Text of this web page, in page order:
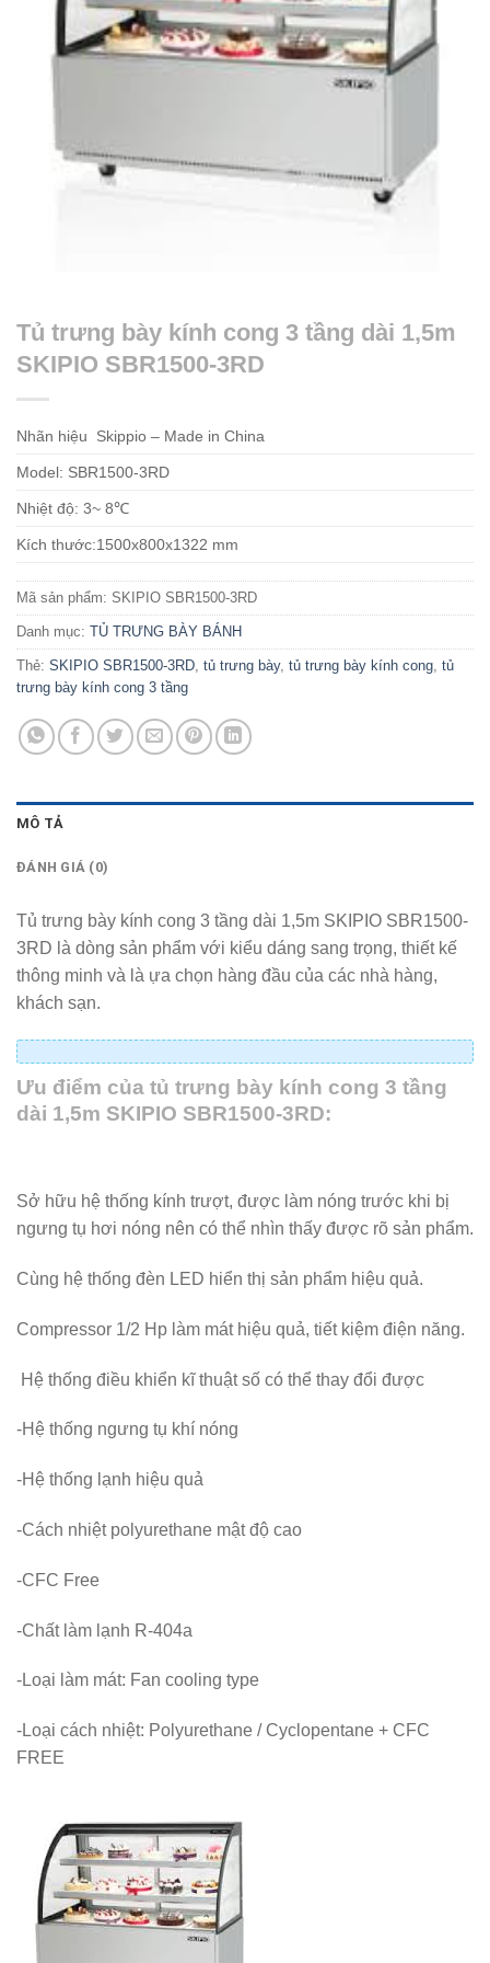
Tủ trưng bày kính cong 3 tầng dài 1,5m
SKIPIO SBR1500-3RD
Nhãn hiệu Skippio – Made in China
Model: SBR1500-3RD
Nhiệt độ: 3~ 8℃
Kích thước:1500x800x1322 mm
Mã sản phẩm: SKIPIO SBR1500-3RD
Danh mục: TỦ TRƯNG BÀY BÁNH
Thẻ: SKIPIO SBR1500-3RD, tủ trưng bày, tủ trưng bày kính cong, tủ
trưng bày kính cong 3 tầng
MÔ TẢ
ĐÁNH GIÁ (0)
Tủ trưng bày kính cong 3 tầng dài 1,5m SKIPIO SBR1500-
3RD là dòng sản phẩm với kiểu dáng sang trọng, thiết kế
thông minh và là ựa chọn hàng đầu của các nhà hàng,
khách sạn.
Ưu điểm của tủ trưng bày kính cong 3 tầng
dài 1,5m SKIPIO SBR1500-3RD:
Sở hữu hệ thống kính trượt, được làm nóng trước khi bị
ngưng tụ hơi nóng nên có thể nhìn thấy được rõ sản phẩm.
Cùng hệ thống đèn LED hiển thị sản phẩm hiệu quả.
Compressor 1/2 Hp làm mát hiệu quả, tiết kiệm điện năng.
Hệ thống điều khiển kĩ thuật số có thể thay đổi được
-Hệ thống ngưng tụ khí nóng
-Hệ thống lạnh hiệu quả
-Cách nhiệt polyurethane mật độ cao
-CFC Free
-Chất làm lạnh R-404a
-Loại làm mát: Fan cooling type
-Loại cách nhiệt: Polyurethane / Cyclopentane + CFC
FREE